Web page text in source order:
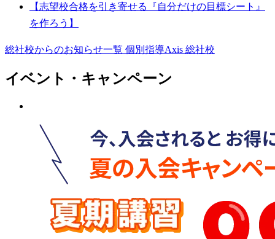
【志望校合格を引き寄せる『自分だけの目標シート』
を作ろう】
総社校からのお知らせ一覧 個別指導Axis 総社校
イベント・キャンペーン